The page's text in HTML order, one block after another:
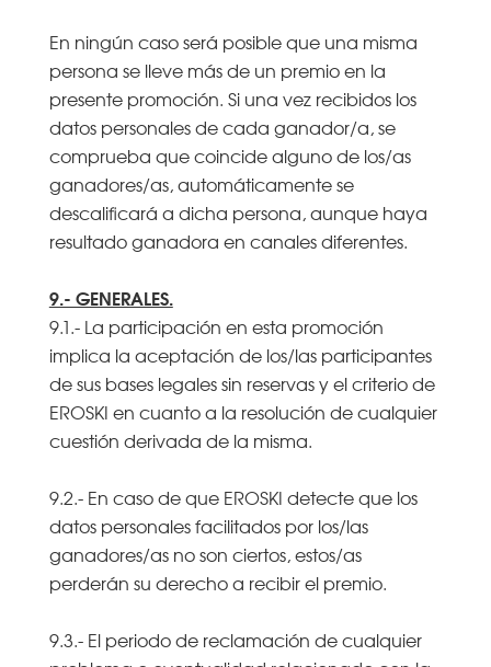
En ningún caso será posible que una misma
persona se lleve más de un premio en la
presente promoción. Si una vez recibidos los
datos personales de cada ganador/a, se
comprueba que coincide alguno de los/as
ganadores/as, automáticamente se
descalificará a dicha persona, aunque haya
resultado ganadora en canales diferentes.
9.- GENERALES.
9.1.- La participación en esta promoción
implica la aceptación de los/las participantes
de sus bases legales sin reservas y el criterio de
EROSKI en cuanto a la resolución de cualquier
cuestión derivada de la misma.
9.2.- En caso de que EROSKI detecte que los
datos personales facilitados por los/las
ganadores/as no son ciertos, estos/as
perderán su derecho a recibir el premio.
9.3.- El periodo de reclamación de cualquier